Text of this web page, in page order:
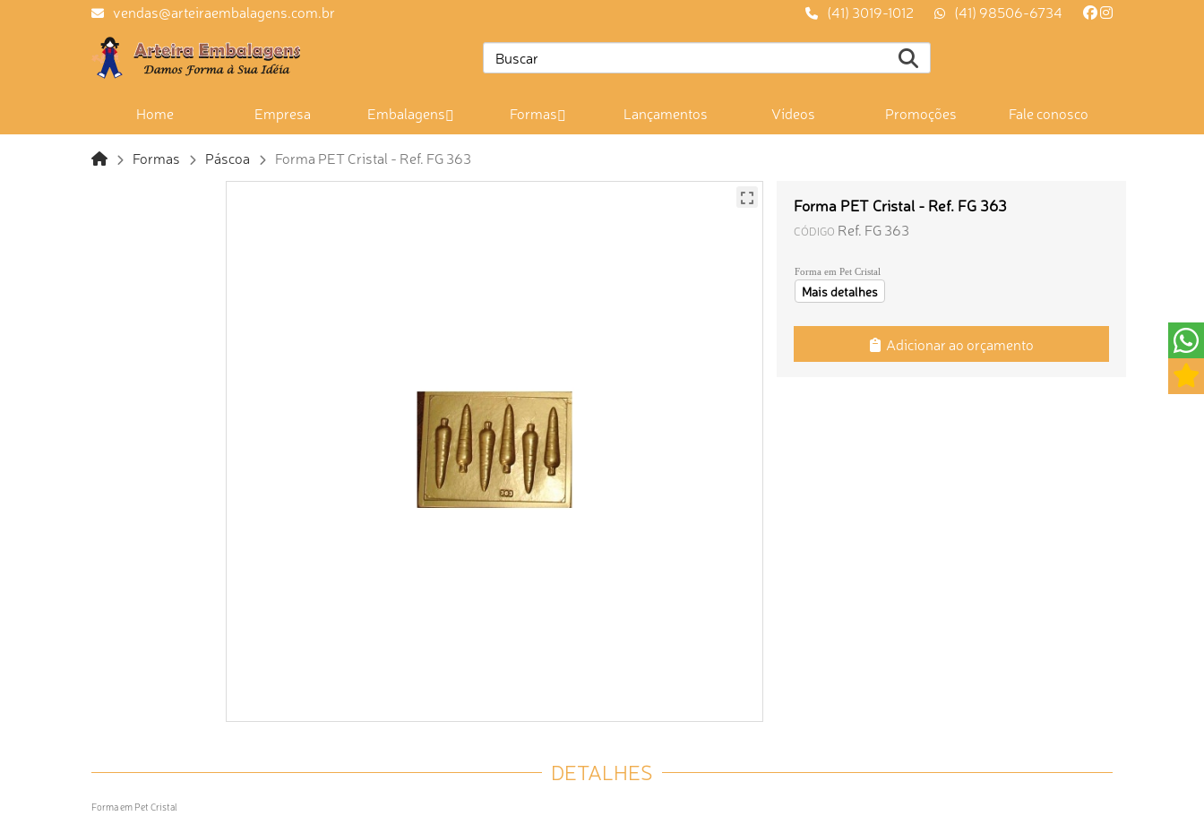
vendas@arteiraembalagens.com.br (41) 3019-1012 (41) 98506-6734
Home Empresa Embalagens Formas Lançamentos Vídeos Promoções Fale conosco
Formas Páscoa Forma PET Cristal - Ref. FG 363
Forma PET Cristal - Ref. FG 363
CÓDIGO Ref. FG 363
Forma em Pet Cristal
Mais detalhes
Adicionar ao orçamento
DETALHES
Forma em Pet Cristal